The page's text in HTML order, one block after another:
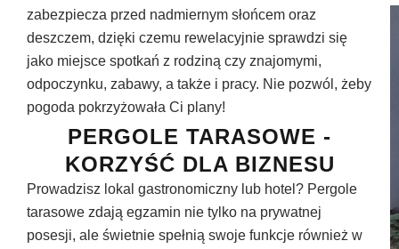
zabezpiecza przed nadmiernym słońcem oraz
deszczem, dzięki czemu rewelacyjnie sprawdzi się
jako miejsce spotkań z rodziną czy znajomymi,
odpoczynku, zabawy, a także i pracy. Nie pozwól, żeby
pogoda pokrzyżowała Ci plany!
PERGOLE TARASOWE -
KORZYŚĆ DLA BIZNESU
Prowadzisz lokal gastronomiczny lub hotel? Pergole
tarasowe zdają egzamin nie tylko na prywatnej
posesji, ale świetnie spełnią swoje funkcje również w